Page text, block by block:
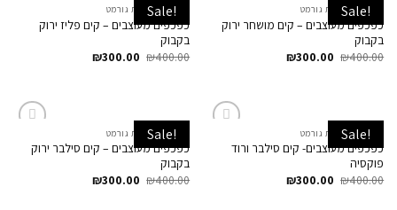
Sale!
Wishlist
הוויאנס שרשרת גורמט
כפכפים מעוצבים – קים מושחר ירוק
בקבוק
₪400.00
₪300.00
Sale!
Wishlist
הוויאנס שרשרת גורמט
כפכפים מעוצבים – קים פליז ירוק
בקבוק
₪400.00
₪300.00
Sale!
Wishlist
הוויאנס שרשרת גורמט
כפכפים מעוצבים- קים סילבר ורוד
פוקסיה
₪400.00
₪300.00
Sale!
Wishlist
הוויאנס שרשרת גורמט
כפכפים מעוצבים – קים סילבר ירוק
בקבוק
₪400.00
₪300.00